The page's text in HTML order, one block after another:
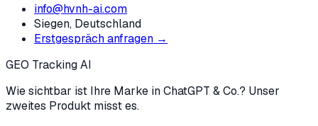
info@hvnh-ai.com
Siegen, Deutschland
Erstgespräch anfragen →
GEO Tracking AI
Wie sichtbar ist Ihre Marke in ChatGPT & Co.? Unser
zweites Produkt misst es.